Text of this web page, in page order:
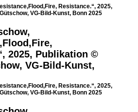
Resistance.“, 2025,
VG-Bild-Kunst, Bonn 2025
Resistance.“, 2025,
VG-Bild-Kunst, Bonn 2025